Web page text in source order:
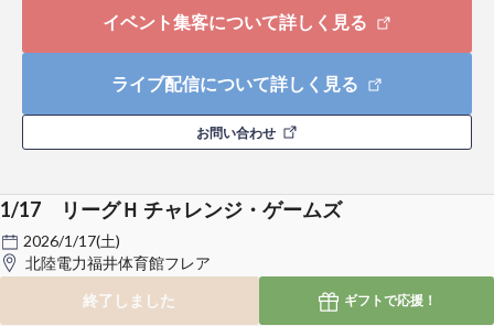
イベント集客について詳しく見る
ライブ配信について詳しく見る
お問い合わせ
1/17 リーグＨ チャレンジ・ゲームズ
2026/1/17(土)
北陸電力福井体育館フレア
終了しました
ギフトで応援！